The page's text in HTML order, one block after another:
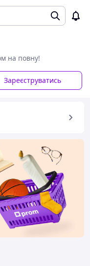
на повну!
Зареєструватись